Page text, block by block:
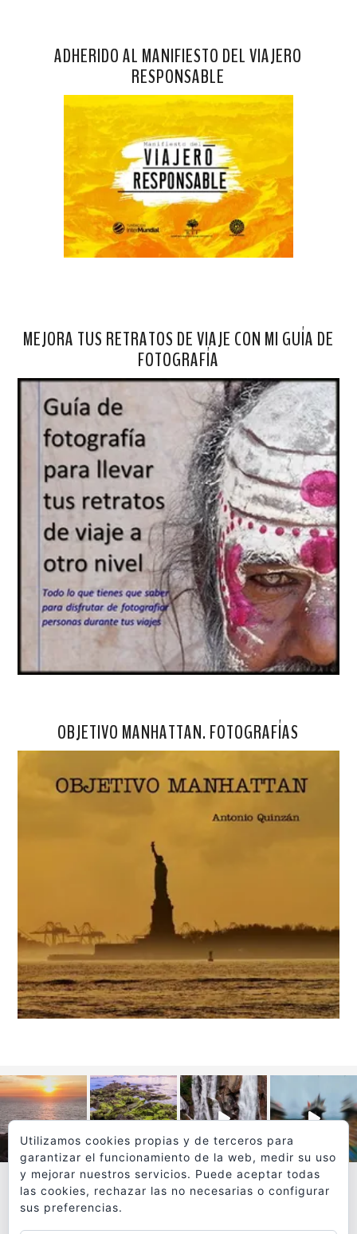
ADHERIDO AL MANIFIESTO DEL VIAJERO
RESPONSABLE
MEJORA TUS RETRATOS DE VIAJE CON MI GUÍA DE
FOTOGRAFÍA
OBJETIVO MANHATTAN. FOTOGRAFÍAS
VER MÁS
Utilizamos cookies propias y de terceros para
garantizar el funcionamiento de la web, medir su uso
y mejorar nuestros servicios. Puede aceptar todas
las cookies, rechazar las no necesarias o configurar
sus preferencias.